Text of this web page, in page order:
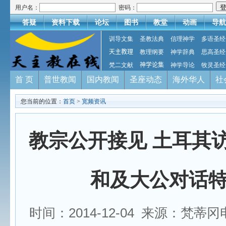
用户名： 密码：
答疑 资料下载 论坛 图书 教堂 动画 导航
训导文集 圣教法典 信理神学
多语圣经
天主教理
教理纲要 神学辞典
思高圣经
梵二文献
神学论集 神学导论 牧灵圣经
首 页 普世教闻 国内教闻 圣座动态 海外华人 社
您当前的位置： 首页 > 宽频资讯
教宗公开接见 土耳其
和及大公对话
时间：2014-12-04 来源：梵蒂